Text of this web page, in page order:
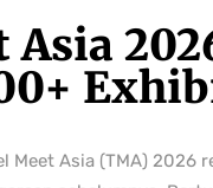
Asia
Meet Asia (TMA) 2026